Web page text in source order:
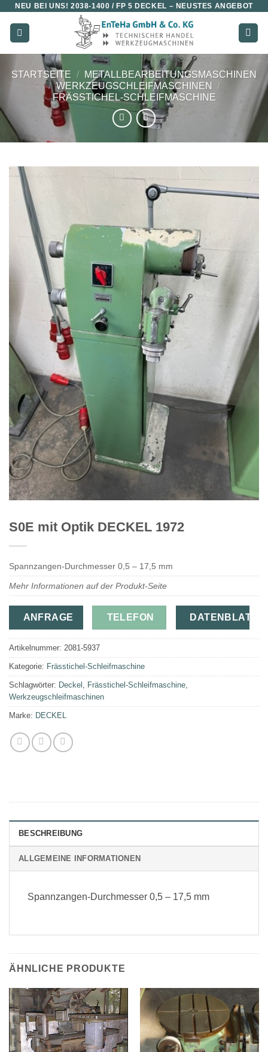
Zum
Inhalt
springen
NEU BEI UNS!2038-1400 / FP 5 DECKEL – NEUSTES ANGEBOT
STARTSEITE /
METALLBEARBEITUNGSMASCHINEN
/ WERKZEUGSCHLEIFMASCHINEN
/
FRÄSSTICHEL-SCHLEIFMASCHINE
S0E mit Optik DECKEL 1972
Spannzangen-Durchmesser 0,5 – 17,5 mm
Mehr Informationen auf der Produkt-Seite
ANFRAGE TELEFON DATENBLATT
Artikelnummer: 2081-5937
Kategorie: Frässtichel-Schleifmaschine
Schlagwörter: Deckel , Frässtichel-Schleifmaschine,
Werkzeugschleifmaschinen
Marke: DECKEL
BESCHREIBUNG
ALLGEMEINE INFORMATIONEN
Spannzangen-Durchmesser 0,5 – 17,5 mm
ÄHNLICHE PRODUKTE